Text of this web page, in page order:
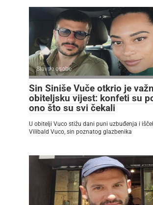
Slavne osobe
Sin Siniše Vuče otkrio je
obiteljsku vijest: konfeti su
ono što su svi čekali
U obitelji Vuco stižu dani puni uzbuđenja i
Vilibald Vuco, sin poznatog glazbenika